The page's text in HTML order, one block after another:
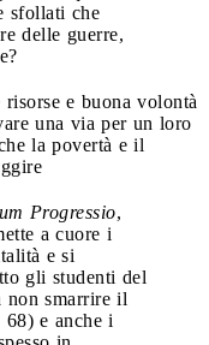
sfollati che
delle guerre,
risorse e buona volontà
una via per un loro
la povertà e il
Progressio,
a cuore i
e si
gli studenti del
non smarrire il
e anche i